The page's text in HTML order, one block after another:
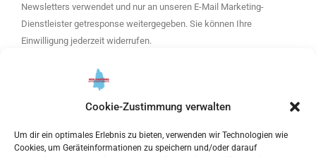
Cookie-Zustimmung verwalten
Um dir ein optimales Erlebnis zu bieten, verwenden wir Technologien wie
Cookies, um Geräteinformationen zu speichern und/oder darauf
Newsletters verwendet und nur an unseren E-Mail Marketing-
Dienstleister getresponse weitergegeben. Sie können Ihre
Einwilligung jederzeit widerrufen.
Bitte hier klicken, um die Marketing-Cookies zu akzeptieren
und diesen inhalt zu aktivieren
ANMELDEN